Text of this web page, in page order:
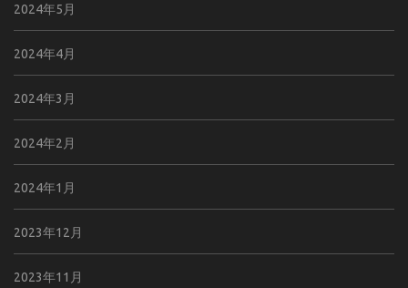
2024年5月
2024年4月
2024年3月
2024年2月
2024年1月
2023年12月
2023年11月